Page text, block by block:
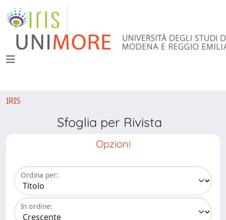
IRIS
Sfoglia per Rivista
Opzioni
Ordina per:
In ordine: